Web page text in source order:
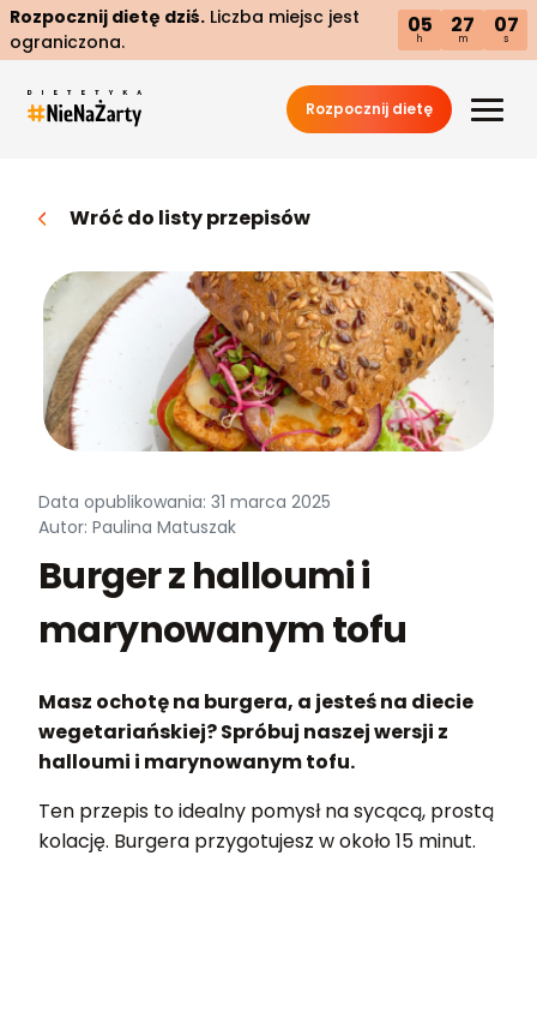
Rozpocznij dietę dziś. Liczba miejsc jest
ograniczona.
05
h
27
m
06
s
Rozpocznij dietę
Wróć do listy przepisów
Data opublikowania: 31 marca 2025
Autor: Paulina Matuszak
Burger z halloumi i
marynowanym tofu
Masz ochotę na burgera, a jesteś na diecie
wegetariańskiej? Spróbuj naszej wersji z
halloumi i marynowanym tofu.
Ten przepis to idealny pomysł na sycącą, prostą
kolację. Burgera przygotujesz w około 15 minut.